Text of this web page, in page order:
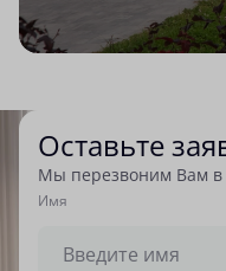
Оставьте
Мы перезвоним Вам
Имя